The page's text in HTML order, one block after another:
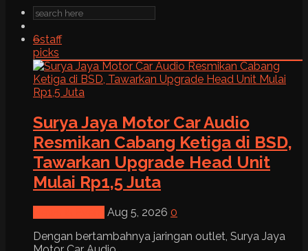
6staff
picks
Surya Jaya Motor Car Audio
Resmikan Cabang Ketiga di BSD,
Tawarkan Upgrade Head Unit
Mulai Rp1,5 Juta
Aug 5, 2026 0
Dengan bertambahnya jaringan outlet, Surya Jaya